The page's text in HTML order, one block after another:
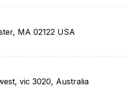
MA 02122 USA
vic 3020, Australia